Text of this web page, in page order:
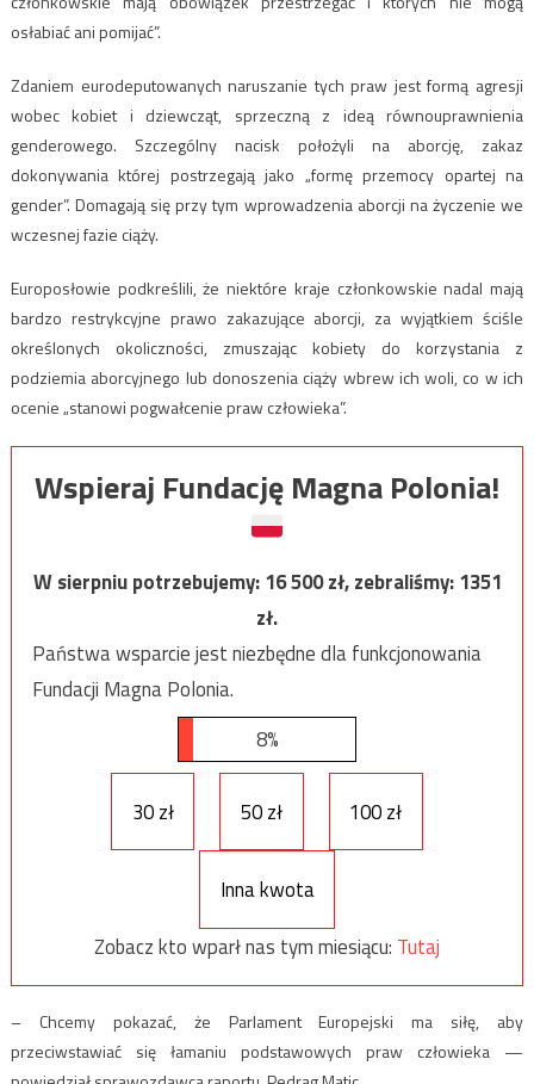
osłabiać ani pomijać”.
Zdaniem eurodeputowanych naruszanie tych praw jest formą agresji
wobec kobiet i dziewcząt, sprzeczną z ideą równouprawnienia
genderowego. Szczególny nacisk położyli na aborcję, zakaz
dokonywania której postrzegają jako „formę przemocy opartej na
gender”. Domagają się przy tym wprowadzenia aborcji na życzenie we
wczesnej fazie ciąży.
Europosłowie podkreślili, że niektóre kraje członkowskie nadal mają
bardzo restrykcyjne prawo zakazujące aborcji, za wyjątkiem ściśle
określonych okoliczności, zmuszając kobiety do korzystania z
podziemia aborcyjnego lub donoszenia ciąży wbrew ich woli, co w ich
ocenie „stanowi pogwałcenie praw człowieka”.
Wspieraj Fundację Magna Polonia!
W sierpniu potrzebujemy:16 500zł, zebraliśmy:1351
zł.
Państwa wsparcie jest niezbędne dla funkcjonowania
Fundacji Magna Polonia.
8%
30 zł 50 zł 100 zł
Inna kwota
Zobacz kto wparł nas tym miesiącu: Tutaj
– Chcemy pokazać, że Parlament Europejski ma siłę, aby
przeciwstawiać się łamaniu podstawowych praw człowieka —